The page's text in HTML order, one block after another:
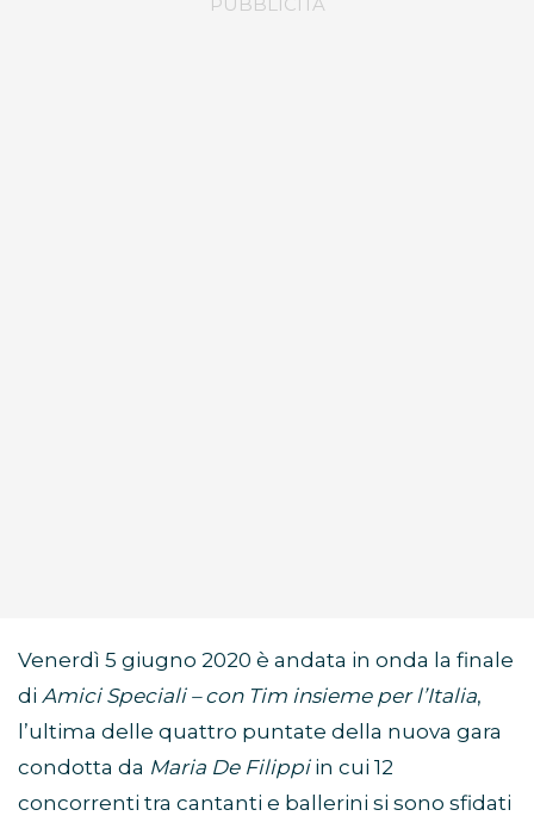
Venerdì 5 giugno 2020 è andata in onda la finale
di Amici Speciali – con Tim insieme per l’Italia,
l’ultima delle quattro puntate della nuova gara
condotta da Maria De Filippiin cui 12
concorrenti tra cantanti e ballerini si sono sfidati